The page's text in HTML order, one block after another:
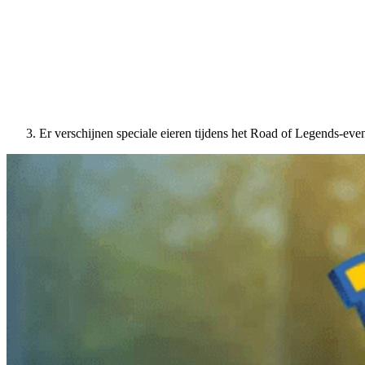
Er verschijnen speciale eieren tijdens het Road of Legends-